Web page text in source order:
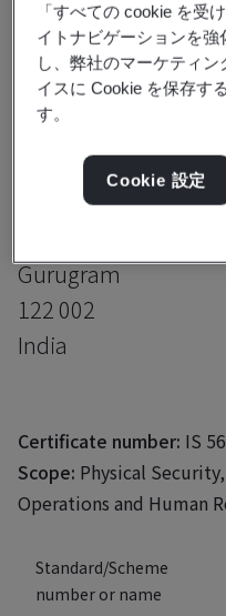
共有:
HARMAN Connected
Corporation India Pvt.
2nd Floor, Tower B,
Gurugram
122 002
India
Certificate number: IS
Scope: Physical
Operations and Human
Standard/Scheme
number or name
「すべての cookie を受
イトナビゲーションを
し、弊社のマーケティ
イスに Cookie を保存す
す。
Cookie 設定